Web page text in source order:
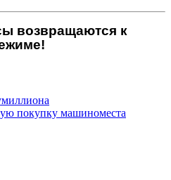
возвращаются к
покупку машиноместа